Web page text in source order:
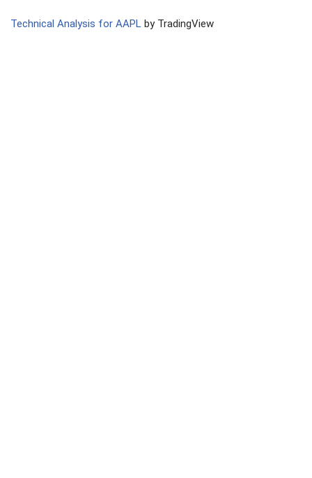
Technical Analysis for AAPL by TradingView